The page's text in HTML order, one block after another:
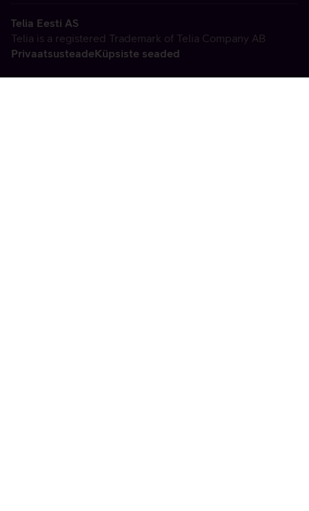
Telia Eesti AS
Telia is a registered Trademark of Telia Company AB
PrivaatsusteadeKüpsiste seaded